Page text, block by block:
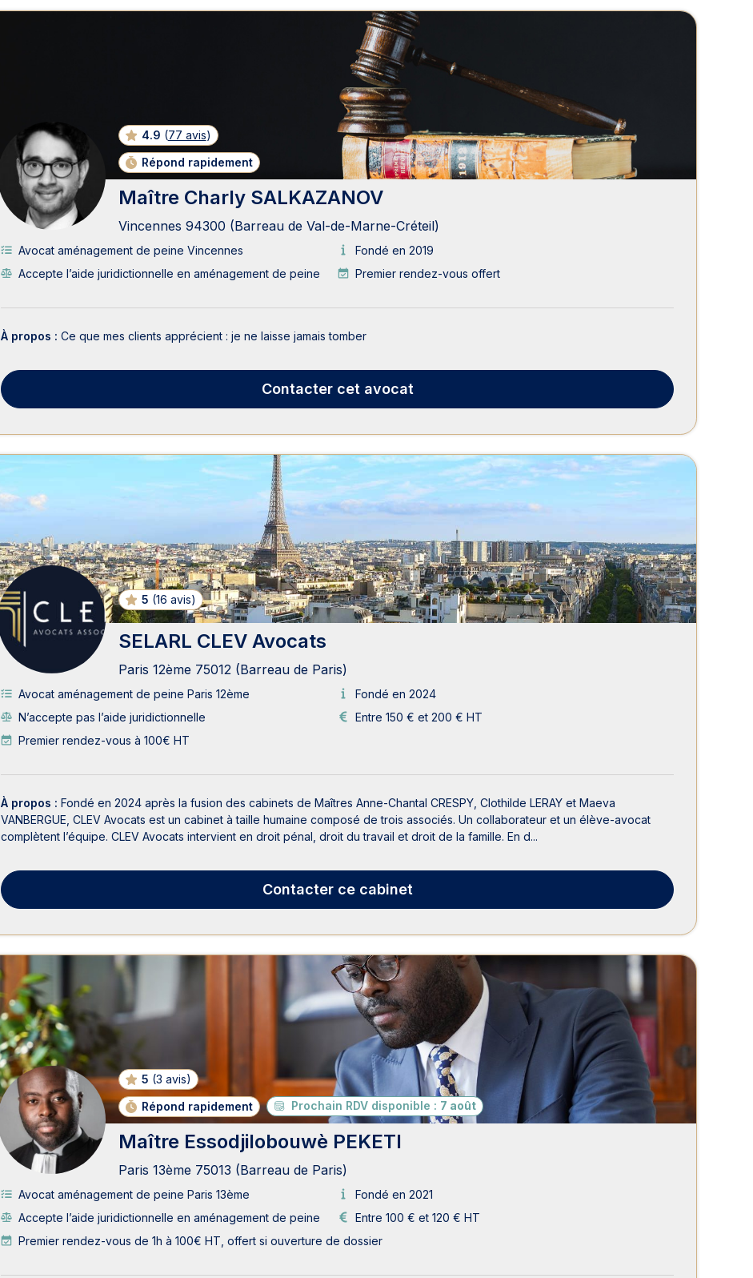
4.9 (77 avis)
Répond rapidement
Maître Charly SALKAZANOV
Vincennes 94300 (Barreau de Val-de-Marne-Créteil)
Avocat aménagement de peine Vincennes
Fondé en 2019
Accepte l’aide juridictionnelle en aménagement de peine
Premier rendez-vous offert
À propos : Ce que mes clients apprécient : je ne laisse jamais tomber
Contactercet avocat
5 (16 avis)
SELARL CLEV Avocats
Paris 12ème 75012 (Barreau de Paris)
Avocat aménagement de peine Paris 12ème
Fondé en 2024
N’accepte pas l’aide juridictionnelle
Entre 150 € et 200 € HT
Premier rendez-vous à 100€ HT
À propos : Fondé en 2024 après la fusion des cabinets de Maîtres Anne-Chantal CRESPY, Clothilde LERAY et Maeva
VANBERGUE, CLEV Avocats est un cabinet à taille humaine composé de trois associés. Un collaborateur et un élève-avocat
complètent l’équipe. CLEV Avocats intervient en droit pénal, droit du travail et droit de la famille. En d...
Contacterce cabinet
5 (3 avis)
Répond rapidement
Prochain RDV disponible : 7 août
Maître Essodjilobouwè PEKETI
Paris 13ème 75013 (Barreau de Paris)
Avocat aménagement de peine Paris 13ème
Fondé en 2021
Accepte l’aide juridictionnelle en aménagement de peine
Entre 100 € et 120 € HT
Premier rendez-vous de 1h à 100€ HT, offert si ouverture de dossier